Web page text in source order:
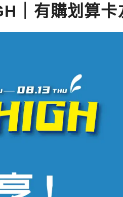
｜有購划算卡